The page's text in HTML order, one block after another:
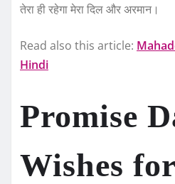
तेरा ही रहेगा मेरा दिल और अरमान।
Read also this article:
Hindi
Promise
Wishes